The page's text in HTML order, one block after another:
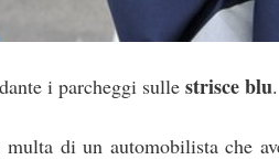
i parcheggi sulle strisce blu.
di un automobilista che